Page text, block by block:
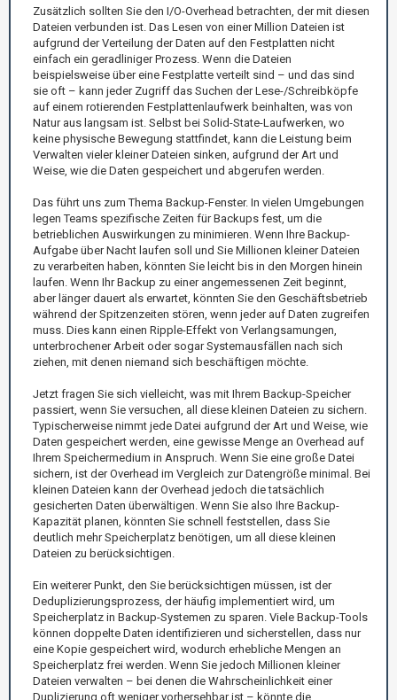
Zusätzlich sollten Sie den I/O-Overhead betrachten, der mit diesen
Dateien verbunden ist. Das Lesen von einer Million Dateien ist
aufgrund der Verteilung der Daten auf den Festplatten nicht
einfach ein geradliniger Prozess. Wenn die Dateien
beispielsweise über eine Festplatte verteilt sind – und das sind
sie oft – kann jeder Zugriff das Suchen der Lese-/Schreibköpfe
auf einem rotierenden Festplattenlaufwerk beinhalten, was von
Natur aus langsam ist. Selbst bei Solid-State-Laufwerken, wo
keine physische Bewegung stattfindet, kann die Leistung beim
Verwalten vieler kleiner Dateien sinken, aufgrund der Art und
Weise, wie die Daten gespeichert und abgerufen werden.
Das führt uns zum Thema Backup-Fenster. In vielen Umgebungen
legen Teams spezifische Zeiten für Backups fest, um die
betrieblichen Auswirkungen zu minimieren. Wenn Ihre Backup-
Aufgabe über Nacht laufen soll und Sie Millionen kleiner Dateien
zu verarbeiten haben, könnten Sie leicht bis in den Morgen hinein
laufen. Wenn Ihr Backup zu einer angemessenen Zeit beginnt,
aber länger dauert als erwartet, könnten Sie den Geschäftsbetrieb
während der Spitzenzeiten stören, wenn jeder auf Daten zugreifen
muss. Dies kann einen Ripple-Effekt von Verlangsamungen,
unterbrochener Arbeit oder sogar Systemausfällen nach sich
ziehen, mit denen niemand sich beschäftigen möchte.
Jetzt fragen Sie sich vielleicht, was mit Ihrem Backup-Speicher
passiert, wenn Sie versuchen, all diese kleinen Dateien zu sichern.
Typischerweise nimmt jede Datei aufgrund der Art und Weise, wie
Daten gespeichert werden, eine gewisse Menge an Overhead auf
Ihrem Speichermedium in Anspruch. Wenn Sie eine große Datei
sichern, ist der Overhead im Vergleich zur Datengröße minimal. Bei
kleinen Dateien kann der Overhead jedoch die tatsächlich
gesicherten Daten überwältigen. Wenn Sie also Ihre Backup-
Kapazität planen, könnten Sie schnell feststellen, dass Sie
deutlich mehr Speicherplatz benötigen, um all diese kleinen
Dateien zu berücksichtigen.
Ein weiterer Punkt, den Sie berücksichtigen müssen, ist der
Deduplizierungsprozess, der häufig implementiert wird, um
Speicherplatz in Backup-Systemen zu sparen. Viele Backup-Tools
können doppelte Daten identifizieren und sicherstellen, dass nur
eine Kopie gespeichert wird, wodurch erhebliche Mengen an
Speicherplatz frei werden. Wenn Sie jedoch Millionen kleiner
Dateien verwalten – bei denen die Wahrscheinlichkeit einer
Duplizierung oft weniger vorhersehbar ist – könnte die